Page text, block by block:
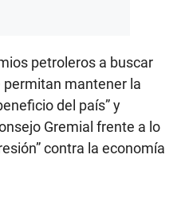
petroleros a buscar
mantener la
del país” y
Gremial frente a lo
contra la economía